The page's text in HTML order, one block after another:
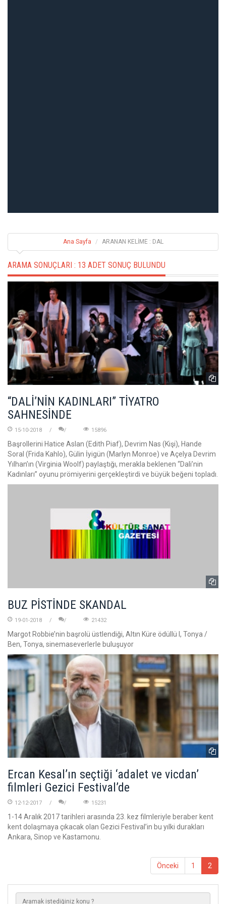
Ana Sayfa ARANAN KELİME : DAL
ARAMA SONUÇLARI : 13 ADET SONUÇ BULUNDU
“DALİ’NİN KADINLARI” TİYATRO
SAHNESİNDE
15-10-2018 15896
Başrollerini Hatice Aslan (Edith Piaf), Devrim Nas (Kişi), Hande
Soral (Frida Kahlo), Gülin İyigün (Marlyn Monroe) ve Açelya Devrim
Yılhan’ın (Virginia Woolf) paylaştığı, merakla beklenen “Dali’nin
Kadınları” oyunu prömiyerini gerçekleştirdi ve büyük beğeni topladı.
BUZ PİSTİNDE SKANDAL
19-01-2018 21432
Margot Robbie’nin başrolü üstlendiği, Altın Küre ödüllü I, Tonya /
Ben, Tonya, sinemaseverlerle buluşuyor
Ercan Kesal’ın seçtiği ‘adalet ve vicdan’
filmleri Gezici Festival’de
12-12-2017 15231
1-14 Aralık 2017 tarihleri arasında 23. kez filmleriyle beraber kent
kent dolaşmaya çıkacak olan Gezici Festival’in bu yılki durakları
Ankara, Sinop ve Kastamonu.
Önceki 1 2